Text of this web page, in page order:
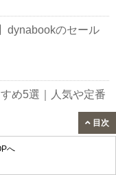
へ
dynabookのセール
め5選｜人気や定番
目次